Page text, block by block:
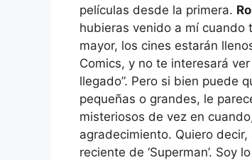
películas desde la primera.
hubieras venido a mí cuando
mayor, los cines estarán
Comics, y no te interesará
llegado”. Pero si bien puede
pequeñas o grandes, le
misteriosos de vez en
agradecimiento. Quiero
reciente de ‘Superman’. Soy